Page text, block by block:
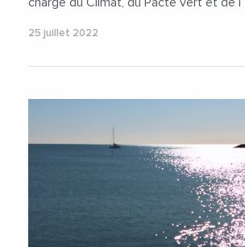
25 juillet 2022